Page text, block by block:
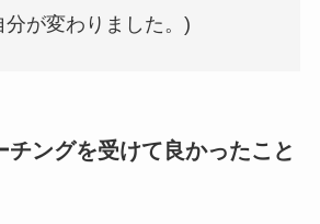
分が変わりました。)
チングを受けて良かったこと